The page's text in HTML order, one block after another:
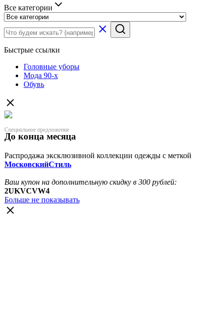
Все категории
Быстрые ссылки
Головные уборы
Мода 90-х
Обувь
Специальное предложение
До конца месяца
Распродажа эксклюзивной коллекции одежды с меткой
МосковскийСтиль
Ваш купон на дополнительную скидку в 300 рублей:
2UKVCVW4
Больше не показывать